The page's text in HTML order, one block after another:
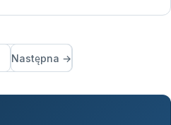
Następna →